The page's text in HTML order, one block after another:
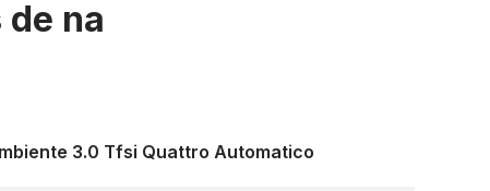
de na
3.0 Tfsi Quattro Automatico